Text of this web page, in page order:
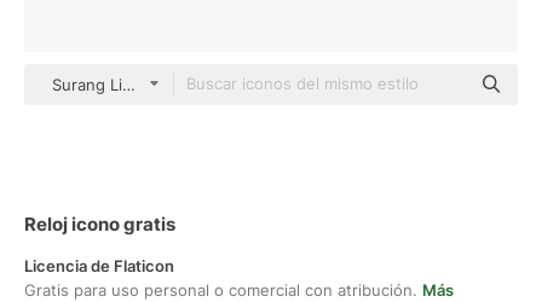
Surang Lineal Color
Reloj icono gratis
Licencia de Flaticon
Gratis para uso personal o comercial con atribución. Más